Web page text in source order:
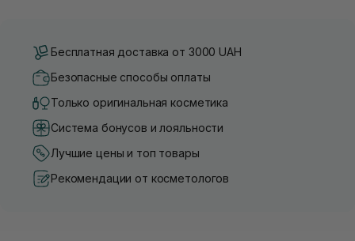
Бесплатная доставка от 3000 UAH
Безопасные способы оплаты
Только оригинальная косметика
Система бонусов и лояльности
Лучшие цены и топ товары
Рекомендации от косметологов